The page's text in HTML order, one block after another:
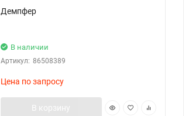
Демпфер
В наличии
Артикул: 86508389
Цена по запросу
В корзину